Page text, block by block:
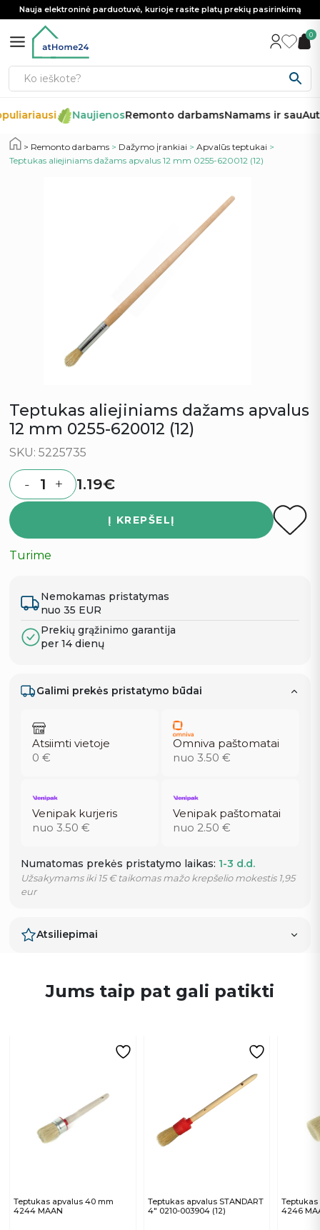
Nauja elektroninė parduotuvė, kurioje rasite platų prekių pasirinkimą
0
NaujienosRemonto darbamsNamams ir sau
Remonto darbams > Dažymo įrankiai >Apvalūs teptukai >
Teptukas aliejiniams dažams apvalus 12 mm 0255-620012 (12)
Teptukas aliejiniams dažams apvalus
12 mm 0255-620012 (12)
SKU: 5225735
Quantity
- + 1.19€
Į KREPŠELĮ
Turime
Nemokamas pristatymas
nuo 35 EUR
Prekių grąžinimo garantija
per 14 dienų
Galimi prekės pristatymo būdai
Atsiimti vietoje
0 €
Omniva paštomatai
nuo 3.50 €
Venipak kurjeris
nuo 3.50 €
Venipak paštomatai
nuo 2.50 €
Numatomas prekės pristatymo laikas: 1-3 d.d.
Užsakymams iki 15 € taikomas mažo krepšelio mokestis 1,95
eur
Atsiliepimai
Jums taip pat gali patikti
Teptukas apvalus 40 mm
4244 MAAN
Teptukas apvalus STANDART
4″ 0210-003904 (12)
4246